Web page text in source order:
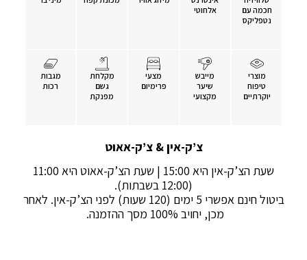
בואו לחוות את השילוב המושלם של שירותים מודרניים
והמזמינות שלנו.
חכמה עם
נטפליקס
אלחוטי
מוצרי
טיפוח
יוקרתיים
מייבש
שיער
מקצועי
מצעי
פרימיום
מקלחת
גשם
מפנקת
מגבות
רכות
צ’ק-אין & צ’ק-אאוט
שעת הצ’ק-אין היא 15:00 | שעת הצ’ק-אאוט היא 11:00
(12:00 בשבתות).
ביטול חינם אפשרי 5 ימים (120 שעות) לפני הצ’ק-אין. לאחר
מכן, יחויב 100% מסך ההזמנה.